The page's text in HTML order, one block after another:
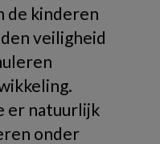
de kinderen
veiligheid
er natuurlijk
onder